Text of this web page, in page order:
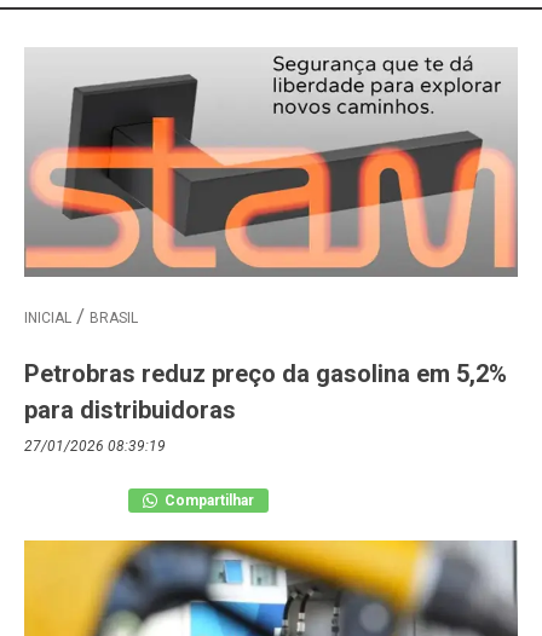
INICIAL BRASIL
Petrobras reduz preço da gasolina em 5,2%
para distribuidoras
27/01/2026 08:39:19
Compartilhar